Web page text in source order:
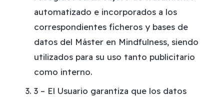
automatizado e incorporados a los
correspondientes ficheros y bases de
datos del Máster en Mindfulness, siendo
utilizados para su uso tanto publicitario
como interno.
3 – El Usuario garantiza que los datos